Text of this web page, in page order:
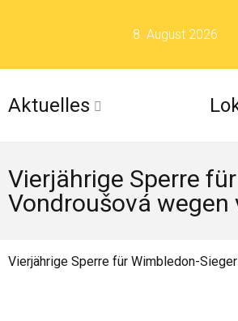
8. August 2026
Aktuelles
Vierjährige Sperre
Vondroušová
Vierjährige Sperre für Wimbledon-